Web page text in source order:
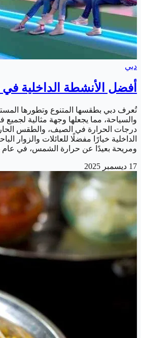
دبي
أفضل الأنشطة الداخلية في دبي
تُعرف دبي بطقسها المتنوع وتطورها
والسياحة، مما يجعلها وجهة مثالية
درجات الحرارة في الصيف، والطقس الحار
الداخلية خيارًا مفضلًا للعائلات والزوار
ومريحة بعيدًا عن حرارة الشمس، في عام 2026، تقدم دبي مجمو…
17 ديسمبر 2025